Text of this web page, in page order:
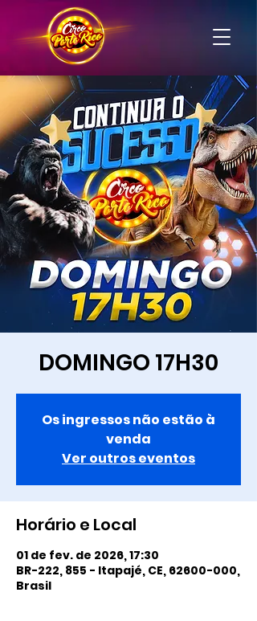
DOMINGO 17H30
Os ingressos não estão à
venda
Ver outros eventos
Horário e Local
01 de fev. de 2026, 17:30
BR-222, 855 - Itapajé, CE, 62600-000,
Brasil